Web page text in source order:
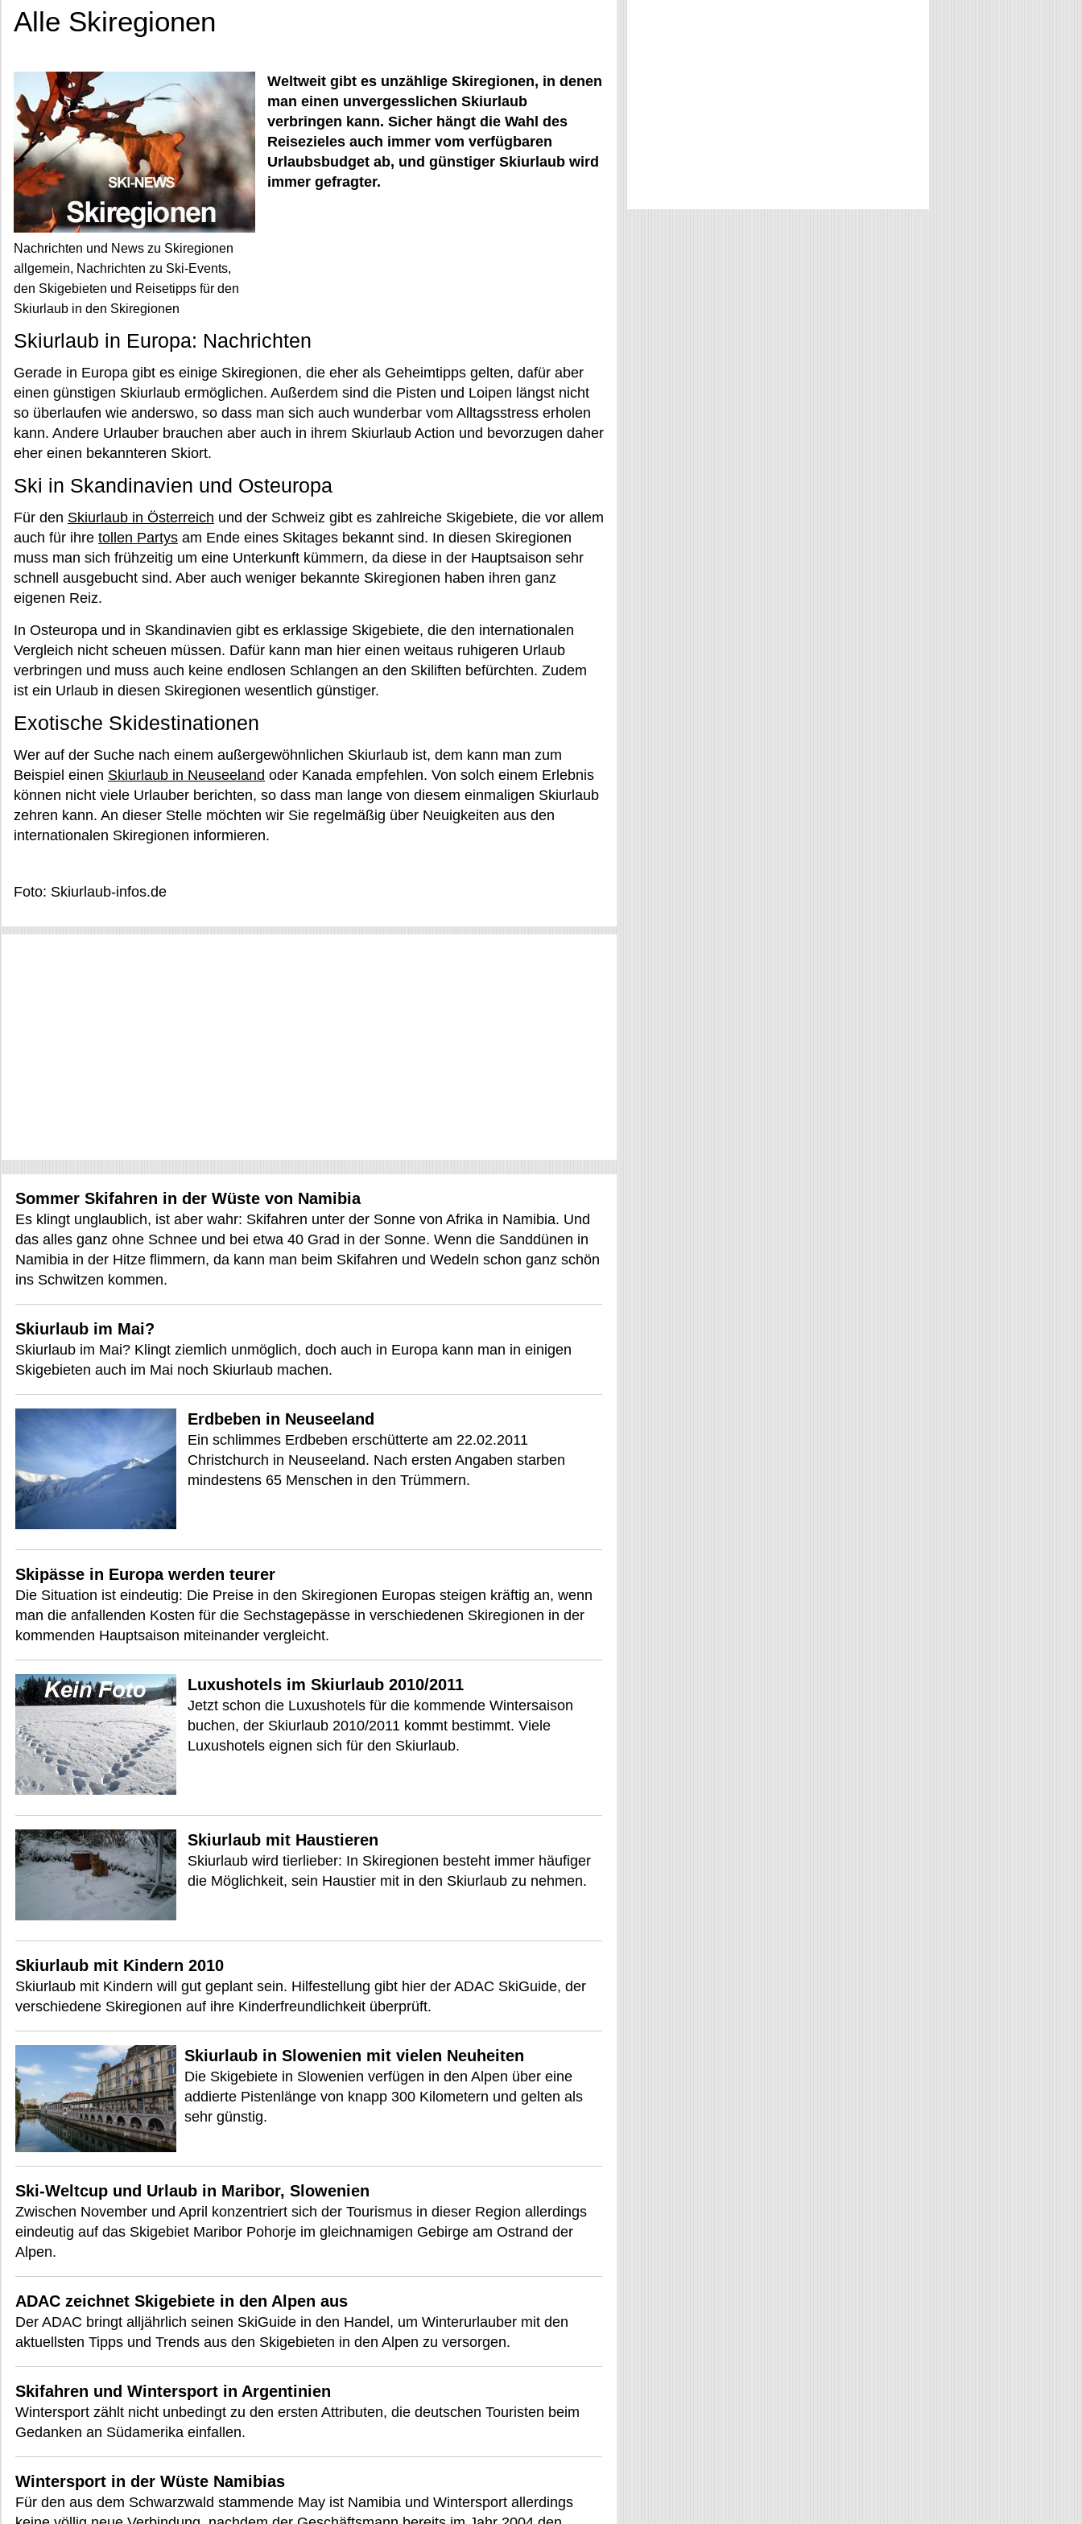
Alle Skiregionen
Nachrichten und News zu Skiregionen
allgemein, Nachrichten zu Ski-Events,
den Skigebieten und Reisetipps für den
Skiurlaub in den Skiregionen
Weltweit gibt es unzählige Skiregionen, in denen
man einen unvergesslichen Skiurlaub
verbringen kann. Sicher hängt die Wahl des
Reisezieles auch immer vom verfügbaren
Urlaubsbudget ab, und günstiger Skiurlaub wird
immer gefragter.
Skiurlaub in Europa: Nachrichten
Gerade in Europa gibt es einige Skiregionen, die eher als Geheimtipps gelten, dafür aber
einen günstigen Skiurlaub ermöglichen. Außerdem sind die Pisten und Loipen längst nicht
so überlaufen wie anderswo, so dass man sich auch wunderbar vom Alltagsstress erholen
kann. Andere Urlauber brauchen aber auch in ihrem Skiurlaub Action und bevorzugen daher
eher einen bekannteren Skiort.
Ski in Skandinavien und Osteuropa
Für den Skiurlaub in Österreich und der Schweiz gibt es zahlreiche Skigebiete, die vor allem
auch für ihre tollen Partys am Ende eines Skitages bekannt sind. In diesen Skiregionen
muss man sich frühzeitig um eine Unterkunft kümmern, da diese in der Hauptsaison sehr
schnell ausgebucht sind. Aber auch weniger bekannte Skiregionen haben ihren ganz
eigenen Reiz.
In Osteuropa und in Skandinavien gibt es erklassige Skigebiete, die den internationalen
Vergleich nicht scheuen müssen. Dafür kann man hier einen weitaus ruhigeren Urlaub
verbringen und muss auch keine endlosen Schlangen an den Skiliften befürchten. Zudem
ist ein Urlaub in diesen Skiregionen wesentlich günstiger.
Exotische Skidestinationen
Wer auf der Suche nach einem außergewöhnlichen Skiurlaub ist, dem kann man zum
Beispiel einen Skiurlaub in Neuseeland oder Kanada empfehlen. Von solch einem Erlebnis
können nicht viele Urlauber berichten, so dass man lange von diesem einmaligen Skiurlaub
zehren kann. An dieser Stelle möchten wir Sie regelmäßig über Neuigkeiten aus den
internationalen Skiregionen informieren.
Foto: Skiurlaub-infos.de
Sommer Skifahren in der Wüste von Namibia
Es klingt unglaublich, ist aber wahr: Skifahren unter der Sonne von Afrika in Namibia. Und
das alles ganz ohne Schnee und bei etwa 40 Grad in der Sonne. Wenn die Sanddünen in
Namibia in der Hitze flimmern, da kann man beim Skifahren und Wedeln schon ganz schön
ins Schwitzen kommen.
Skiurlaub im Mai?
Skiurlaub im Mai? Klingt ziemlich unmöglich, doch auch in Europa kann man in einigen
Skigebieten auch im Mai noch Skiurlaub machen.
Erdbeben in Neuseeland
Ein schlimmes Erdbeben erschütterte am 22.02.2011
Christchurch in Neuseeland. Nach ersten Angaben starben
mindestens 65 Menschen in den Trümmern.
Skipässe in Europa werden teurer
Die Situation ist eindeutig: Die Preise in den Skiregionen Europas steigen kräftig an, wenn
man die anfallenden Kosten für die Sechstagepässe in verschiedenen Skiregionen in der
kommenden Hauptsaison miteinander vergleicht.
Luxushotels im Skiurlaub 2010/2011
Jetzt schon die Luxushotels für die kommende Wintersaison
buchen, der Skiurlaub 2010/2011 kommt bestimmt. Viele
Luxushotels eignen sich für den Skiurlaub.
Skiurlaub mit Haustieren
Skiurlaub wird tierlieber: In Skiregionen besteht immer häufiger
die Möglichkeit, sein Haustier mit in den Skiurlaub zu nehmen.
Skiurlaub mit Kindern 2010
Skiurlaub mit Kindern will gut geplant sein. Hilfestellung gibt hier der ADAC SkiGuide, der
verschiedene Skiregionen auf ihre Kinderfreundlichkeit überprüft.
Skiurlaub in Slowenien mit vielen Neuheiten
Die Skigebiete in Slowenien verfügen in den Alpen über eine
addierte Pistenlänge von knapp 300 Kilometern und gelten als
sehr günstig.
Ski-Weltcup und Urlaub in Maribor, Slowenien
Zwischen November und April konzentriert sich der Tourismus in dieser Region allerdings
eindeutig auf das Skigebiet Maribor Pohorje im gleichnamigen Gebirge am Ostrand der
Alpen.
ADAC zeichnet Skigebiete in den Alpen aus
Der ADAC bringt alljährlich seinen SkiGuide in den Handel, um Winterurlauber mit den
aktuellsten Tipps und Trends aus den Skigebieten in den Alpen zu versorgen.
Skifahren und Wintersport in Argentinien
Wintersport zählt nicht unbedingt zu den ersten Attributen, die deutschen Touristen beim
Gedanken an Südamerika einfallen.
Wintersport in der Wüste Namibias
Für den aus dem Schwarzwald stammende May ist Namibia und Wintersport allerdings